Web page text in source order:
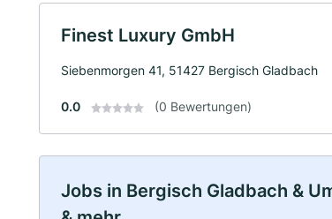
Finest Luxury GmbH
Siebenmorgen 41, 51427 Bergisch Gladbach
0.0 (0 Bewertungen)
Jobs in Bergisch Gladbach &